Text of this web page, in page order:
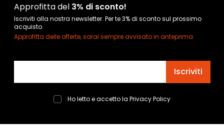
Approfitta del 3% di sconto!
Iscriviti alla nostra newsletter. Per te 3% di sconto sul prossimo
acquisto.
Approfitta delle offerte, sarai sempre avvisato in anteprima.
Iscriviti
Ho letto e accetto la Privacy Policy